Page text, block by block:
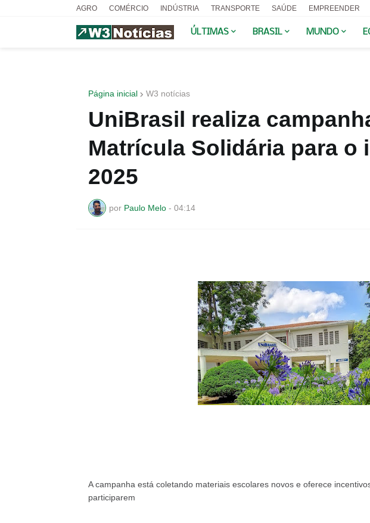
AGRO COMÉRCIO INDÚSTRIA TRANSPORTE SAÚDE EMPREENDER
ÚLTIMAS BRASIL MUNDO
Página inicial W3 notícias
UniBrasil realiza
Matrícula Solidária para o
2025
por Paulo Melo - 04:14
A campanha está coletando materiais escolares novos e oferece
participarem